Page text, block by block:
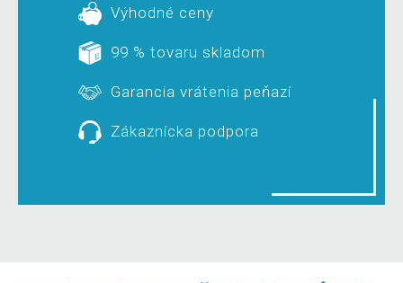
Výhodné ceny
99 % tovaru skladom
Garancia vrátenia peňazí
Zákaznícka podpora